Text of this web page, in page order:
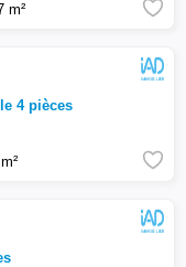
m²
4 pièces